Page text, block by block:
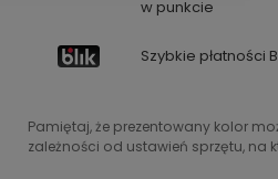
w punkcie
Szybkie płatności
Pamiętaj, że prezentowany kolor
zależności od ustawień sprzętu, na